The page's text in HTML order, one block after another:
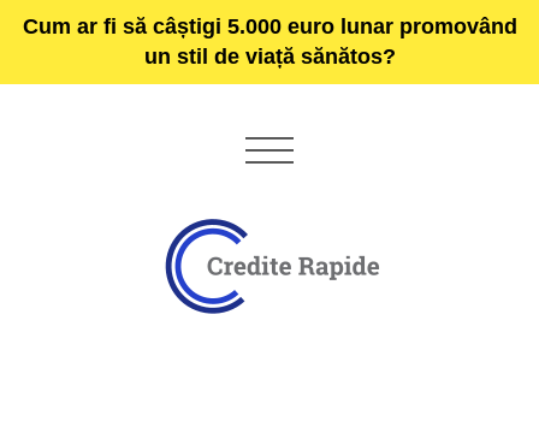
Cum ar fi să câștigi 5.000 euro lunar promovând
un stil de viață sănătos?